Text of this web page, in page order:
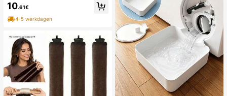
10.61€
4-5 werkdagen